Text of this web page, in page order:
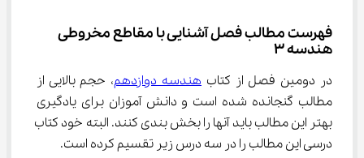
فهرست مطالب فصل آشنایی با مقاطع مخروطی
هندسه ۳
در دومین فصل از کتاب هندسه دوازدهم، حجم بالایی از
مطالب گنجانده شده است و دانش آموزان برای یادگیری
بهتر این مطالب باید آنها را بخش بندی کنند. البته خود کتاب
درسی این مطالب را در سه درس زیر تقسیم کرده است.